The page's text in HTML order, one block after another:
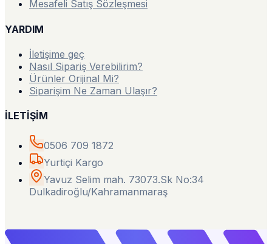
Mesafeli Satış Sözleşmesi
YARDIM
İletişime geç
Nasıl Sipariş Verebilirim?
Ürünler Orijinal Mi?
Siparişim Ne Zaman Ulaşır?
İLETİŞİM
0506 709 1872
Yurtiçi Kargo
Yavuz Selim mah. 73073.Sk No:34
Dulkadiroğlu/Kahramanmaraş